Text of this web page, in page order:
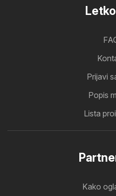
Prijavi
Popis
Lista
Kako